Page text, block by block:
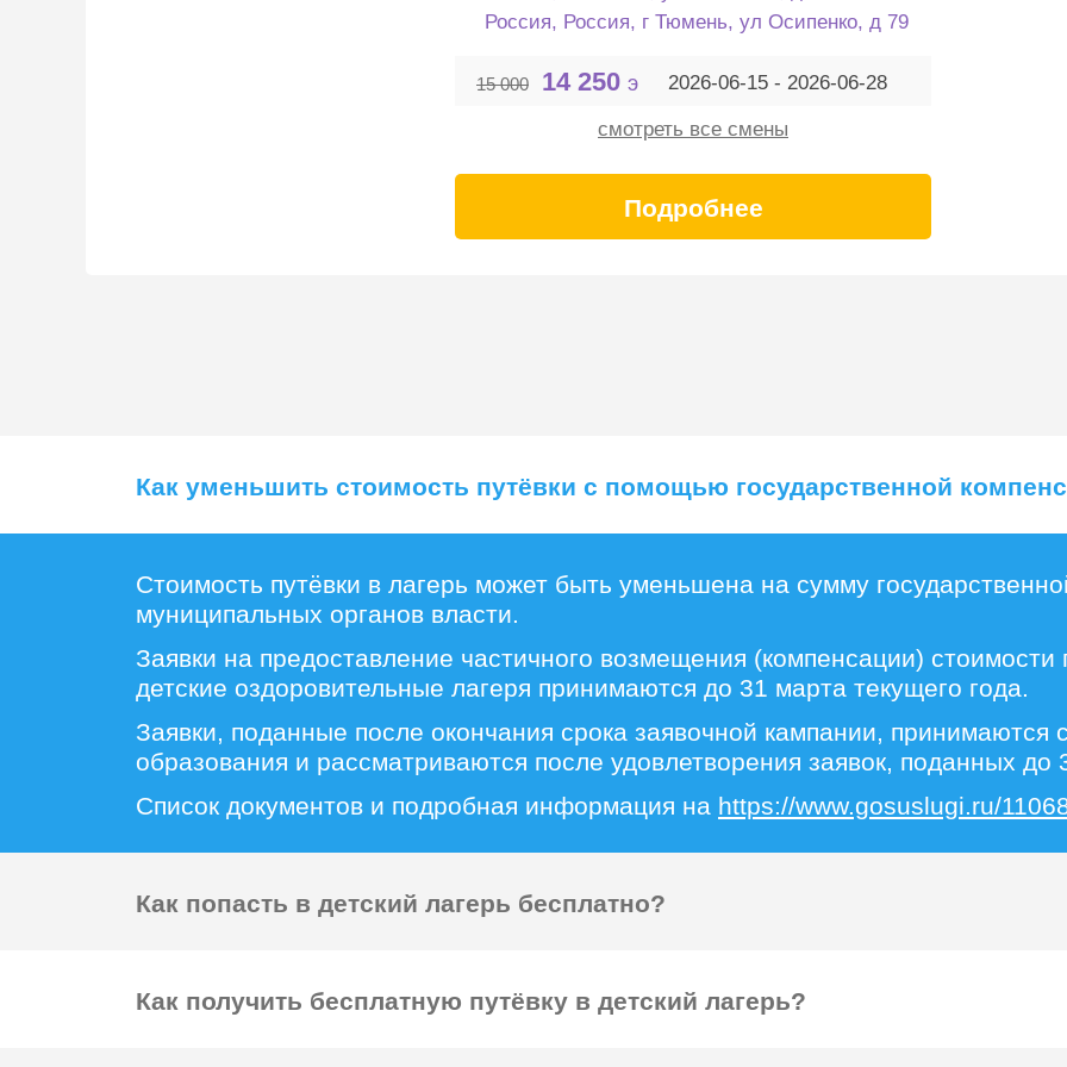
Россия, Россия, г Тюмень, ул Осипенко, д 79
15 000 14 250 э 2026-06-15 - 2026-06-28
смотреть все смены
Подробнее
Как уменьшить стоимость путёвки с помощью государственной
Стоимость путёвки в лагерь может быть уменьшена на сумму
муниципальных органов власти.
Заявки на предоставление частичного возмещения (компенсации) стоимости
детские оздоровительные лагеря принимаются до 31 марта текущего года.
Заявки, поданные после окончания срока заявочной кампании, принимаются
образования и рассматриваются после удовлетворения заявок, поданных до
Список документов и подробная информация на https://www.gosuslugi.ru/
Как попасть в детский лагерь бесплатно?
Как получить бесплатную путёвку в детский лагерь?